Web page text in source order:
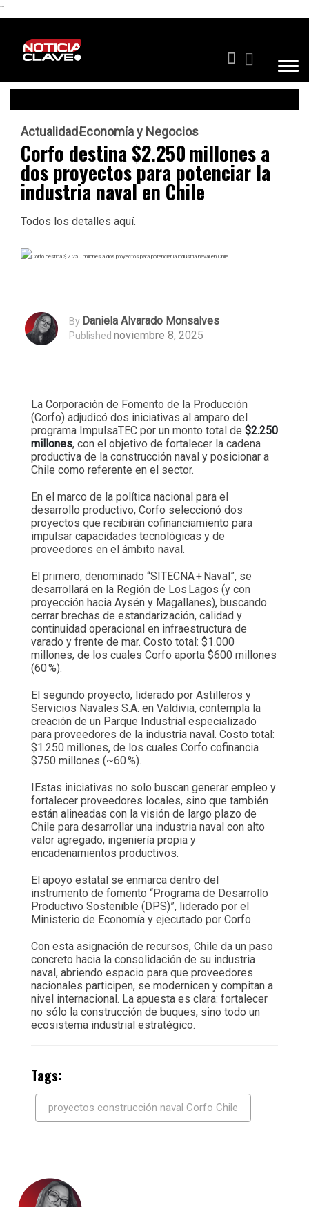
```
ActualidadEconomía y Negocios
Corfo destina $2.250 millones a
dos proyectos para potenciar la
industria naval en Chile
Todos los detalles aquí.
By Daniela Alvarado Monsalves
Published noviembre 8, 2025
La Corporación de Fomento de la Producción
(Corfo) adjudicó dos iniciativas al amparo del
programa ImpulsaTEC por un monto total de $2.250
millones, con el objetivo de fortalecer la cadena
productiva de la construcción naval y posicionar a
Chile como referente en el sector.
En el marco de la política nacional para el
desarrollo productivo, Corfo seleccionó dos
proyectos que recibirán cofinanciamiento para
impulsar capacidades tecnológicas y de
proveedores en el ámbito naval.
El primero, denominado “SITECNA + Naval”, se
desarrollará en la Región de Los Lagos (y con
proyección hacia Aysén y Magallanes), buscando
cerrar brechas de estandarización, calidad y
continuidad operacional en infraestructura de
varado y frente de mar. Costo total: $1.000
millones, de los cuales Corfo aporta $600 millones
(60 %).
El segundo proyecto, liderado por Astilleros y
Servicios Navales S.A. en Valdivia, contempla la
creación de un Parque Industrial especializado
para proveedores de la industria naval. Costo total:
$1.250 millones, de los cuales Corfo cofinancia
$750 millones (~60 %).
IEstas iniciativas no solo buscan generar empleo y
fortalecer proveedores locales, sino que también
están alineadas con la visión de largo plazo de
Chile para desarrollar una industria naval con alto
valor agregado, ingeniería propia y
encadenamientos productivos.
El apoyo estatal se enmarca dentro del
instrumento de fomento “Programa de Desarrollo
Productivo Sostenible (DPS)”, liderado por el
Ministerio de Economía y ejecutado por Corfo.
Con esta asignación de recursos, Chile da un paso
concreto hacia la consolidación de su industria
naval, abriendo espacio para que proveedores
nacionales participen, se modernicen y compitan a
nivel internacional. La apuesta es clara: fortalecer
no sólo la construcción de buques, sino todo un
ecosistema industrial estratégico.
Tags:
proyectos construcción naval Corfo Chile